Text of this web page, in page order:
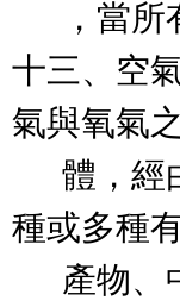
，當所
十三、空
氣與氧氣
體，經
種或多種
產物、